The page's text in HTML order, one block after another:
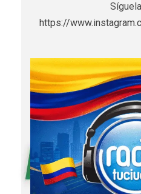
https://